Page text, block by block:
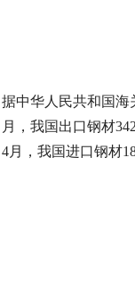
据中华人民共和国海
月，我国出口钢材
4月，我国进口钢材